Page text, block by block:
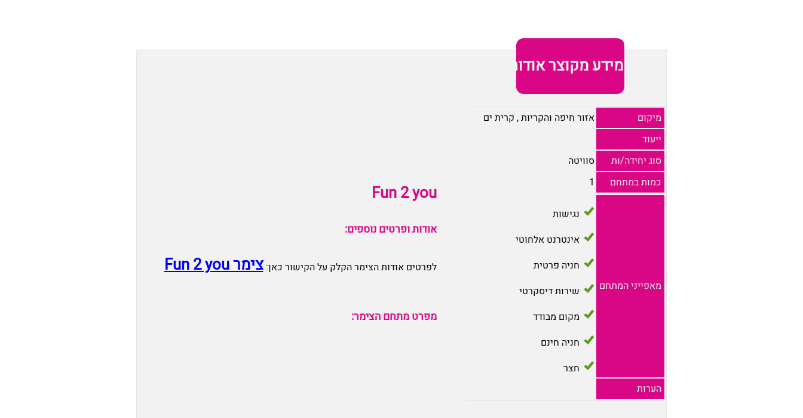
מידע מקוצר אודות
מיקום אזור חיפה והקריות, קרית ים
ייעוד
סוג יחידה/ות
סוויטה
כמות במתחם
1
מאפייני המתחם
נגישות
אינטרנט אלחוטי
חניה פרטית
שירות דיסקרטי
מקום מבודד
חניה חינם
חצר
הערות
Fun 2 you
אודות ופרטים נוספים:
לפרטים אודות הצימר הקלק על הקישור כאן:צימר Fun 2 you
מפרט מתחם הצימר: